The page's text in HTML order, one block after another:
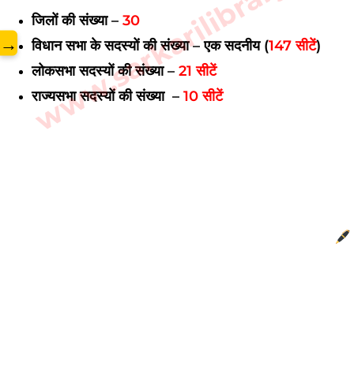
जिलों की संख्या – 30
विधान सभा के सदस्यों की संख्या –एक सदनीय (147 सीटें)
लोकसभा सदस्यों की संख्या – 21 सीटें
राज्यसभा सदस्यों की संख्या – 10 सीटें
www.sarkarilibrary.in
→